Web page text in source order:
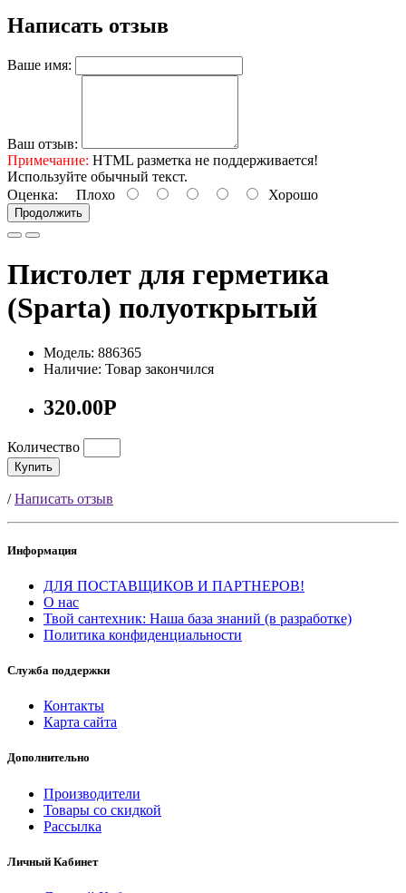
Написать отзыв
Ваше имя:
Ваш отзыв:
Примечание: HTML разметка не поддерживается!
Используйте обычный текст.
Оценка: Плохо Хорошо
Продолжить
Пистолет для герметика
(Sparta) полуоткрытый
Модель: 886365
Наличие: Товар закончился
320.00Р
Количество
Купить
/Написать отзыв
Информация
ДЛЯ ПОСТАВЩИКОВ И ПАРТНЕРОВ!
О нас
Твой сантехник: Наша база знаний (в разработке)
Политика конфиденциальности
Служба поддержки
Контакты
Карта сайта
Дополнительно
Производители
Товары со скидкой
Рассылка
Личный Кабинет